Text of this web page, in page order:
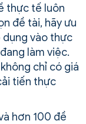
thực tế luôn
đề tài, hãy ưu
dụng vào thực
làm việc.
chỉ có giá
tiến thực
hơn 100 đề